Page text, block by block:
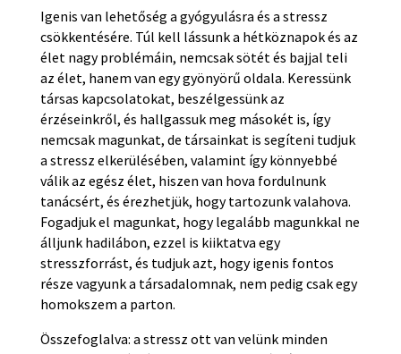
Igenis van lehetőség a gyógyulásra és a stressz
csökkentésére. Túl kell lássunk a hétköznapok és az
élet nagy problémáin, nemcsak sötét és bajjal teli
az élet, hanem van egy gyönyörű oldala. Keressünk
társas kapcsolatokat, beszélgessünk az
érzéseinkről, és hallgassuk meg másokét is, így
nemcsak magunkat, de társainkat is segíteni tudjuk
a stressz elkerülésében, valamint így könnyebbé
válik az egész élet, hiszen van hova fordulnunk
tanácsért, és érezhetjük, hogy tartozunk valahova.
Fogadjuk el magunkat, hogy legalább magunkkal ne
álljunk hadilábon, ezzel is kiiktatva egy
stresszforrást, és tudjuk azt, hogy igenis fontos
része vagyunk a társadalomnak, nem pedig csak egy
homokszem a parton.
Összefoglalva: a stressz ott van velünk minden